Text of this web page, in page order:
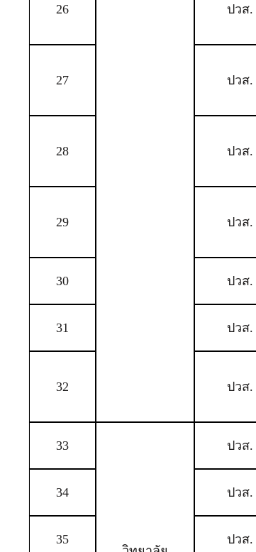
26 ปวส.
27 ปวส.
28 ปวส.
29 ปวส.
30 ปวส.
31 ปวส.
32 ปวส.
33 ปวส.
34 ปวส.
35 ปวส.